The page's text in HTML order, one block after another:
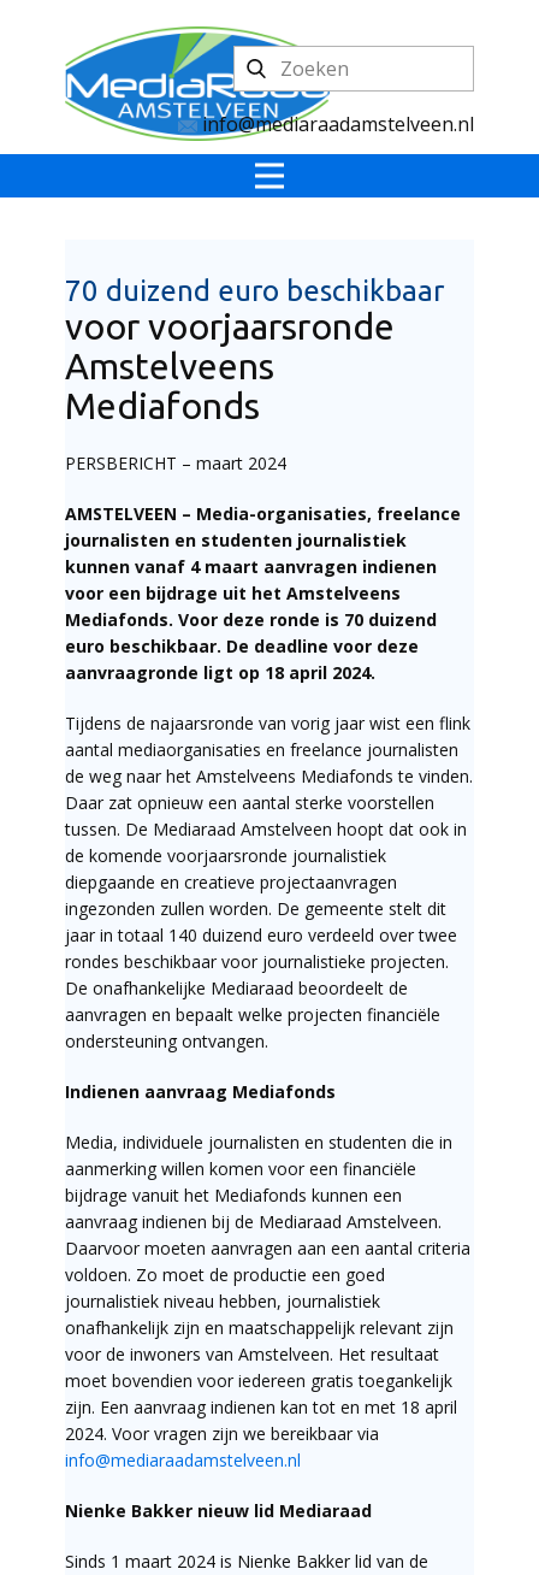
info@mediaraadamstelveen.nl
70 duizend euro beschikbaar
voor voorjaarsronde
Amstelveens
Mediafonds
PERSBERICHT – maart 2024
AMSTELVEEN – Media-organisaties, freelance
journalisten en studenten journalistiek
kunnen vanaf 4 maart aanvragen indienen
voor een bijdrage uit het Amstelveens
Mediafonds. Voor deze ronde is 70 duizend
euro beschikbaar. De deadline voor deze
aanvraagronde ligt op 18 april 2024.
Tijdens de najaarsronde van vorig jaar wist een flink
aantal mediaorganisaties en freelance journalisten
de weg naar het Amstelveens Mediafonds te vinden.
Daar zat opnieuw een aantal sterke voorstellen
tussen. De Mediaraad Amstelveen hoopt dat ook in
de komende voorjaarsronde journalistiek
diepgaande en creatieve projectaanvragen
ingezonden zullen worden. De gemeente stelt dit
jaar in totaal 140 duizend euro verdeeld over twee
rondes beschikbaar voor journalistieke projecten.
De onafhankelijke Mediaraad beoordeelt de
aanvragen en bepaalt welke projecten financiële
ondersteuning ontvangen.
Indienen aanvraag Mediafonds
Media, individuele journalisten en studenten die in
aanmerking willen komen voor een financiële
bijdrage vanuit het Mediafonds kunnen een
aanvraag indienen bij de Mediaraad Amstelveen.
Daarvoor moeten aanvragen aan een aantal criteria
voldoen. Zo moet de productie een goed
journalistiek niveau hebben, journalistiek
onafhankelijk zijn en maatschappelijk relevant zijn
voor de inwoners van Amstelveen. Het resultaat
moet bovendien voor iedereen gratis toegankelijk
zijn. Een aanvraag indienen kan tot en met 18 april
2024. Voor vragen zijn we bereikbaar via
info@mediaraadamstelveen.nl
Nienke Bakker nieuw lid Mediaraad
Sinds 1 maart 2024 is Nienke Bakker lid van de